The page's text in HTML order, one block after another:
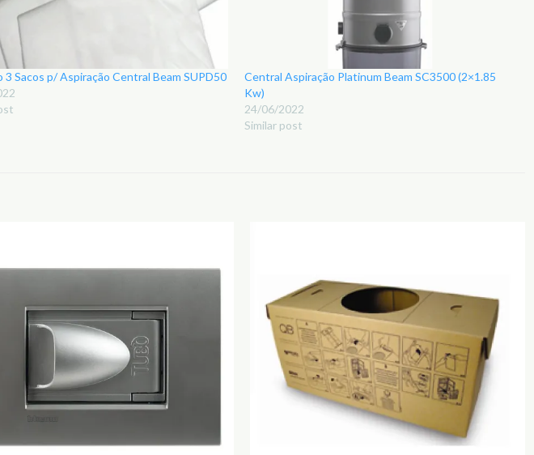
3 Sacos p/ Aspiração Central Beam SUPD50
Central Aspiração Platinum Beam SC3500 (2×1.85
Kw)
24/06/2022
Similar post
aos